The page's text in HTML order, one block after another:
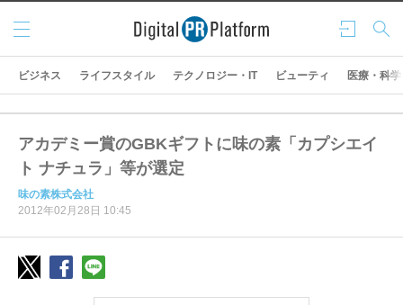
ログ
イン
検索
メニ
ュー
ビジネス ライフスタイル テクノロジー・IT ビューティ 医療・科学
アカデミー賞のGBKギフトに味の素「カプシエイ
ト ナチュラ」等が選定
味の素株式会社
2012年02月28日 10:45